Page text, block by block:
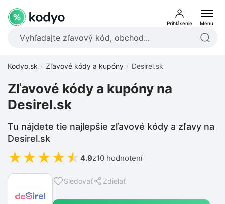
Prihlásenie Menu
Kodyo.sk Zľavové kódy a kupóny Desirel.sk
Sledovať Zdielať
Zľavové kódy a kupóny na
Desirel.sk
Tu nájdete tie najlepšie zľavové kódy a zľavy na
Desirel.sk
★★★★★ 4.9z10 hodnotení